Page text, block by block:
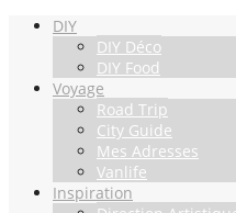
DIY
DIY Déco
DIY Food
Voyage
Road Trip
City Guide
Mes Adresses
Vanlife
Inspiration